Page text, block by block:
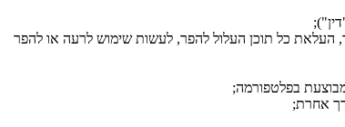
העלאת כל תוכן העלול להפר, לעשות שימוש לרעה או להפר
בפלטפורמה;
אחרת;